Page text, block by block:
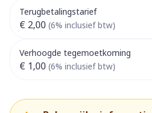
Terugbetalingstarief
€ 2,00 (6% inclusief btw)
Verhoogde tegemoetkoming
€ 1,00 (6% inclusief btw)